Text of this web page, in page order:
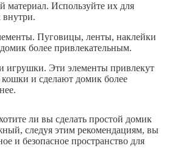
материал. Используйте их для
Пуговицы, ленты, наклейки
более привлекательным.
игрушки. Эти элементы привлекут
и сделают домик более
ли вы сделать простой домик
следуя этим рекомендациям, вы
и безопасное пространство для